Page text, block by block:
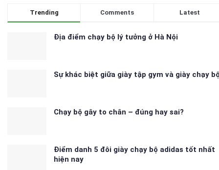
Trending Comments Latest
Địa điểm chạy bộ lý tưởng ở Hà Nội
Sự khác biệt giữa giày tập gym và giày chạy
Chạy bộ gây to chân – đúng hay sai?
Điểm danh 5 đôi giày chạy bộ adidas tốt nhất
hiện nay